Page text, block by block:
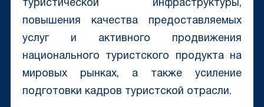
туристической инфраструктуры,
повышения качества предоставляемых
услуг и активного продвижения
национального туристского продукта на
мировых рынках, а также усиление
подготовки кадров туристской отрасли.